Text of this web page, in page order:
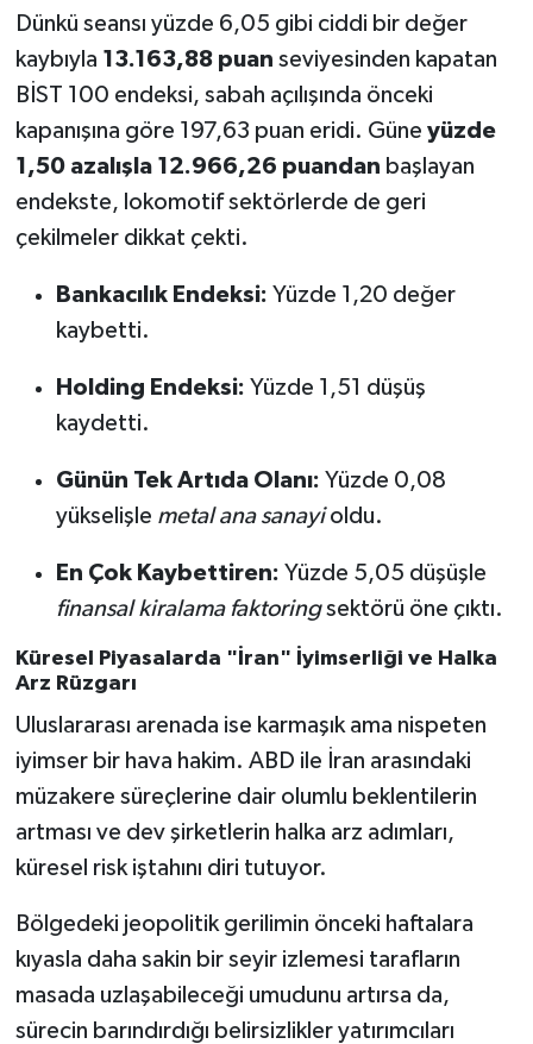
Dünkü seansı yüzde 6,05 gibi ciddi bir değer
kaybıyla 13.163,88 puan seviyesinden kapatan
BİST 100 endeksi, sabah açılışında önceki
kapanışına göre 197,63 puan eridi. Güne yüzde
1,50 azalışla 12.966,26 puandan başlayan
endekste, lokomotif sektörlerde de geri
çekilmeler dikkat çekti.
Bankacılık Endeksi: Yüzde 1,20 değer
kaybetti.
Holding Endeksi: Yüzde 1,51 düşüş
kaydetti.
Günün Tek Artıda Olanı: Yüzde 0,08
yükselişle metal ana sanayioldu.
En Çok Kaybettiren: Yüzde 5,05 düşüşle
finansal kiralama faktoringsektörü öne çıktı.
Küresel Piyasalarda "İran" İyimserliği ve Halka
Arz Rüzgarı
Uluslararası arenada ise karmaşık ama nispeten
iyimser bir hava hakim. ABD ile İran arasındaki
müzakere süreçlerine dair olumlu beklentilerin
artması ve dev şirketlerin halka arz adımları,
küresel risk iştahını diri tutuyor.
Bölgedeki jeopolitik gerilimin önceki haftalara
kıyasla daha sakin bir seyir izlemesi tarafların
masada uzlaşabileceği umudunu artırsa da,
sürecin barındırdığı belirsizlikler yatırımcıları